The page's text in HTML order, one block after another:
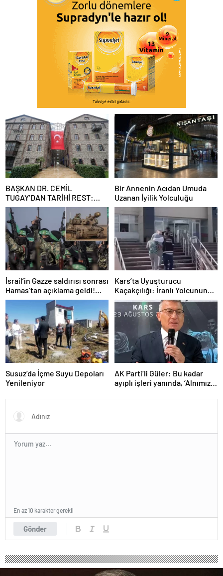
BAŞKAN DR. CEMİL
TUGAY’DAN TARİHİ REST:
“İZMİR’İN MALINA
ÇÖKTÜRMEM, HALKIN
HAKKINI KİMSEYE
YEDİRMEM!”
Bir Annenin Acıdan Umuda
Uzanan İyilik Yolculuğu
İsrail’in Gazze saldırısı sonrası
Hamas’tan açıklama geldi!
ABD’yi işaret ettiler
Kars’ta Uyuşturucu
Kaçakçılığı: İranlı Yolcunun
Makatında 203 Gram
Metamfetamin Bulundu
Susuz’da İçme Suyu Depoları
Yenileniyor
AK Parti’li Güler: Bu kadar
ayıplı işleri yanında, ‘Alnımız
diyor
Gönder
En az 10 karakter gerekli